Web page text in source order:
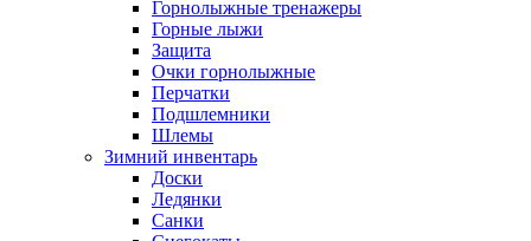
Горнолыжные тренажеры
Горные лыжи
Защита
Очки горнолыжные
Перчатки
Подшлемники
Шлемы
Зимний инвентарь
Доски
Ледянки
Санки